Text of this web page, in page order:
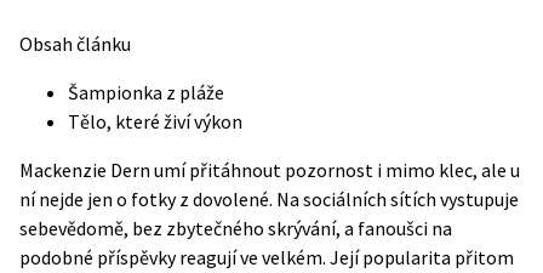
Obsah článku
Šampionka z pláže
Tělo, které živí výkon
Mackenzie Dern umí přitáhnout pozornost i mimo klec, ale u
ní nejde jen o fotky z dovolené. Na sociálních sítích vystupuje
sebevědomě, bez zbytečného skrývání, a fanoušci na
podobné příspěvky reagují ve velkém. Její popularita přitom